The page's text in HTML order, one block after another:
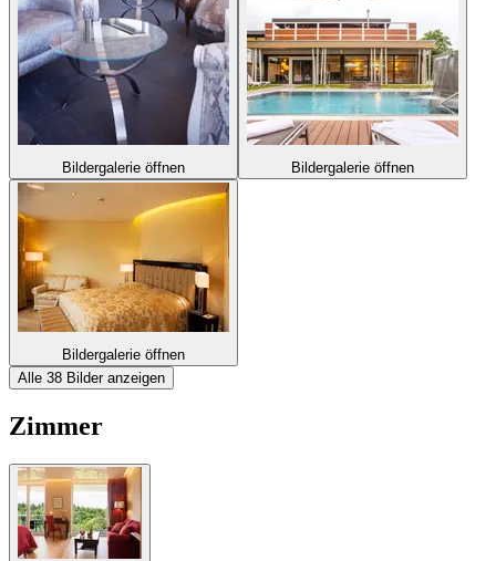
Bildergalerie öffnen Bildergalerie öffnen
Bildergalerie öffnen
Alle 38 Bilder anzeigen
Zimmer